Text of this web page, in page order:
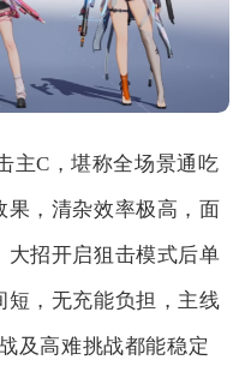
主C，堪称全场景通吃
果，清杂效率极高，面
大招开启狙击模式后单
短，无充能负担，主线
及高难挑战都能稳定